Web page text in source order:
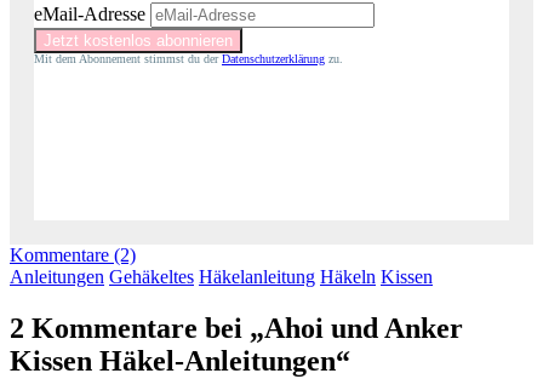
eMail-Adresse
Mit dem Abonnement stimmst du derDatenschutzerklärung zu.
Kommentare (2)
Anleitungen Gehäkeltes Häkelanleitung Häkeln Kissen
2 Kommentare bei „Ahoi und Anker
Kissen Häkel-Anleitungen“